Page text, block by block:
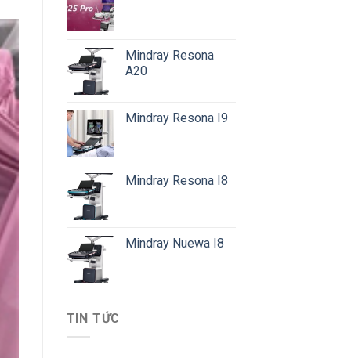
Mindray Resona
A20
Mindray Resona I9
Mindray Resona I8
Mindray Nuewa I8
TIN TỨC